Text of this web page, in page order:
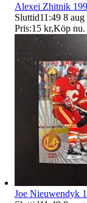
Alexei Zhitnik
Sluttid11:49 8 aug
Pris:15 kr,Köp nu.
Joe Nieuwendyk